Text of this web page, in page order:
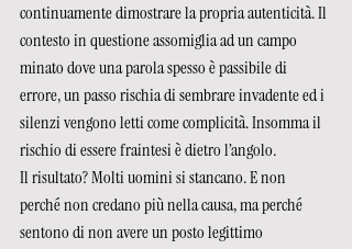
continuamente dimostrare la propria autenticità. Il
contesto in questione assomiglia ad un campo
minato dove una parola spesso è passibile di
errore, un passo rischia di sembrare invadente ed i
silenzi vengono letti come complicità. Insomma il
rischio di essere fraintesi è dietro l’angolo.
Il risultato? Molti uomini si stancano. E non
perché non credano più nella causa, ma perché
sentono di non avere un posto legittimo